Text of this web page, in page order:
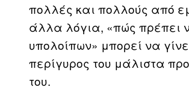
πολλές και πολλούς από
άλλα λόγια, «πώς πρέπει
υπολοίπων» μπορεί να
περίγυρος του μάλιστα
του.